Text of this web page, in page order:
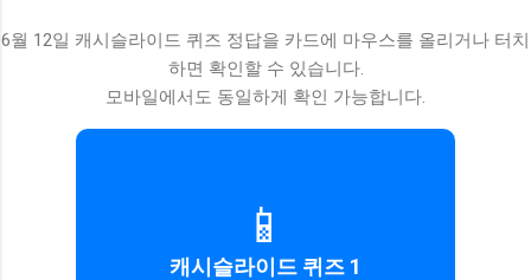
6월 12일 캐시슬라이드 퀴즈 정답을 카드에 마우스를 올리거나 터치
하면 확인할 수 있습니다.
모바일에서도 동일하게 확인 가능합니다.
📱
캐시슬라이드 퀴즈 1
정답: 슬라이드
정답 더 보기